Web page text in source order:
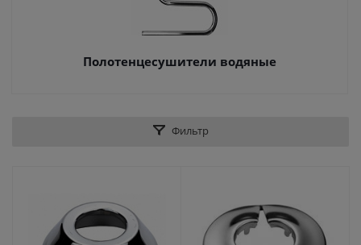
Полотенцесушители водяные
Фильтр